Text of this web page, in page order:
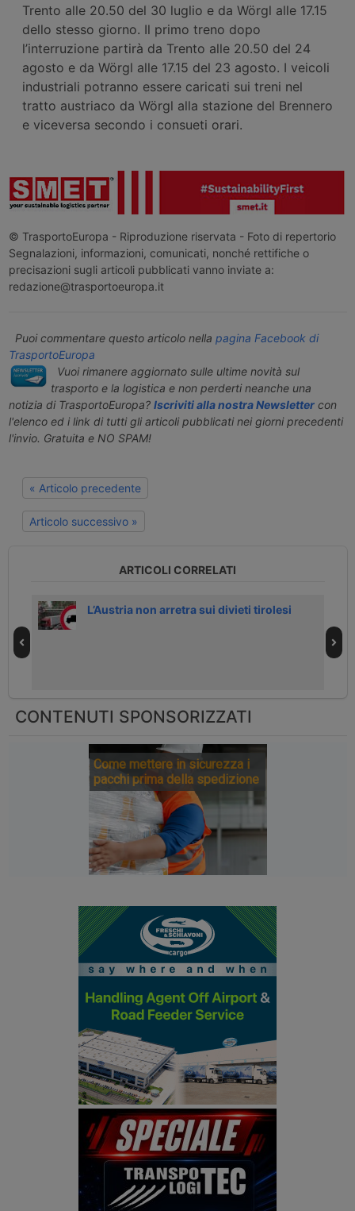
Trento alle 20.50 del 30 luglio e da Wörgl alle 17.15
dello stesso giorno. Il primo treno dopo
l’interruzione partirà da Trento alle 20.50 del 24
agosto e da Wörgl alle 17.15 del 23 agosto. I veicoli
industriali potranno essere caricati sui treni nel
tratto austriaco da Wörgl alla stazione del Brennero
e viceversa secondo i consueti orari.
© TrasportoEuropa - Riproduzione riservata - Foto di repertorio
Segnalazioni, informazioni, comunicati, nonché rettifiche o
precisazioni sugli articoli pubblicati vanno inviate a:
redazione@trasportoeuropa.it
Puoi commentare questo articolo nella pagina Facebook di
TrasportoEuropa
Vuoi rimanere aggiornato sulle ultime novità sul
trasporto e la logistica e non perderti neanche una
notizia di TrasportoEuropa? Iscriviti alla nostra Newslettercon
l'elenco ed i link di tutti gli articoli pubblicati nei giorni precedenti
l'invio. Gratuita e NO SPAM!
« Articolo precedente
Articolo successivo »
ARTICOLI CORRELATI
L’Austria non arretra sui divieti tirolesi
CONTENUTI SPONSORIZZATI
Come mettere in sicurezza i
pacchi prima della spedizione